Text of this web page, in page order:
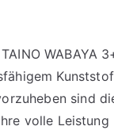
WABAYA
sind
volle Leistung